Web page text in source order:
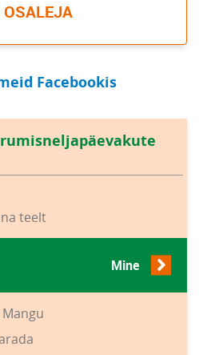
Facebookis
teelt
Mine